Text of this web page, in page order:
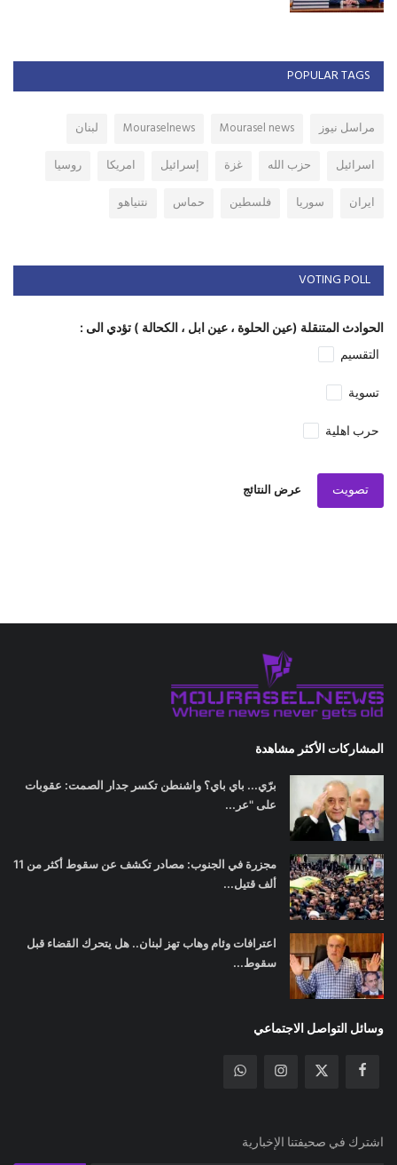
POPULAR TAGS
مراسل نيوز Mourasel news
Mouraselnews
لبنان
اسرائيل
حزب الله غزة إسرائيل امريكا
روسيا
ايران
سوريا فلسطين حماس نتنياهو
VOTING POLL
الحوادث المتنقلة (عين الحلوة ، عين ابل ، الكحالة ) تؤدي الى :
التقسيم
تسوية
حرب اهلية
تصويت عرض النتائج
المشاركات الأكثر مشاهدة
برّي... باي باي؟ واشنطن تكسر جدار الصمت: عقوبات
على "عر...
مجزرة في الجنوب: مصادر تكشف عن سقوط أكثر من 11
ألف قتيل...
اعترافات وئام وهاب تهز لبنان.. هل يتحرك القضاء قبل
سقوط...
وسائل التواصل الاجتماعي
اشترك في صحيفتنا الإخبارية